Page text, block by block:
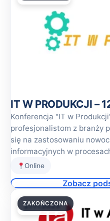
IT W PRODUKCJI –
Konferencja "IT w
profesjonalistom z branży
się na zastosowaniu
informacyjnych w
Online
Zobacz
27.11.2025
ZAKOŃCZONA